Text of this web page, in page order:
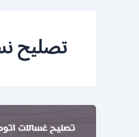
تصليح